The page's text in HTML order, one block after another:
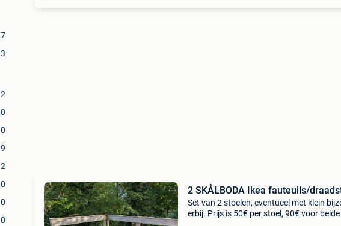
7
2
0
0
9
2
0
0
0
2 SKÅLBODA Ikea fauteuils/
Set van 2 stoelen, eventueel met klein
erbij. Prijs is 50€ per stoel, 90€ voor